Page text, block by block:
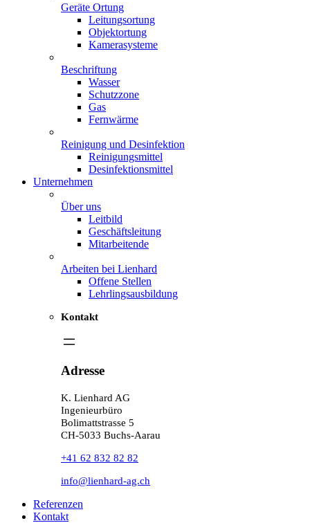
Geräte Ortung
Leitungsortung
Objektortung
Kamerasysteme
Beschriftung
Wasser
Schutzzone
Gas
Fernwärme
Reinigung und Desinfektion
Reinigungsmittel
Desinfektionsmittel
Unternehmen
Über uns
Leitbild
Geschäftsleitung
Mitarbeitende
Arbeiten bei Lienhard
Offene Stellen
Lehrlingsausbildung
Kontakt
Adresse
K. Lienhard AG
Ingenieurbüro
Bolimattstrasse 5
CH-5033 Buchs-Aarau
+41 62 832 82 82
info@lienhard-ag.ch
Referenzen
Kontakt